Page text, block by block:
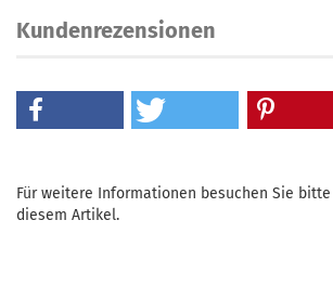
Kundenrezensionen
Für weitere Informationen besuchen Sie
diesem Artikel.